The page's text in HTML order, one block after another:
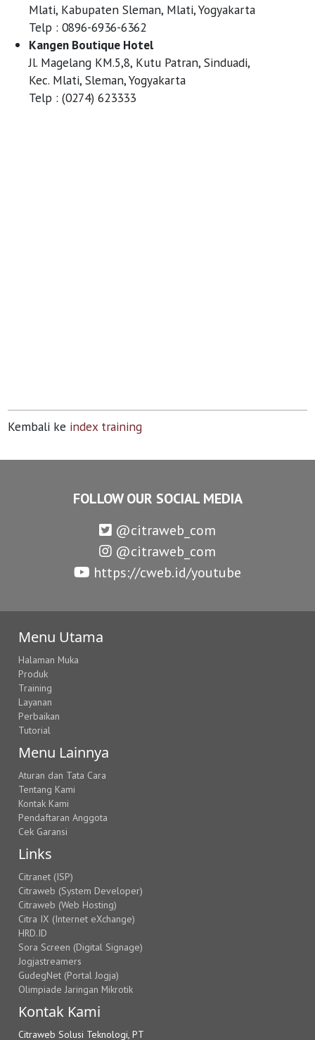
Mlati, Kabupaten Sleman, Mlati, Yogyakarta
Telp : 0896-6936-6362
Kangen Boutique Hotel
Jl. Magelang KM.5,8, Kutu Patran, Sinduadi,
Kec. Mlati, Sleman, Yogyakarta
Telp : (0274) 623333
Kembali ke index training
FOLLOW OUR SOCIAL MEDIA
@citraweb_com
@citraweb_com
https://cweb.id/youtube
Menu Utama
Halaman Muka
Produk
Training
Layanan
Perbaikan
Tutorial
Menu Lainnya
Aturan dan Tata Cara
Tentang Kami
Kontak Kami
Pendaftaran Anggota
Cek Garansi
Links
Citranet (ISP)
Citraweb (System Developer)
Citraweb (Web Hosting)
Citra IX (Internet eXchange)
HRD.ID
Sora Screen (Digital Signage)
Jogjastreamers
GudegNet (Portal Jogja)
Olimpiade Jaringan Mikrotik
Kontak Kami
Citraweb Solusi Teknologi, PT